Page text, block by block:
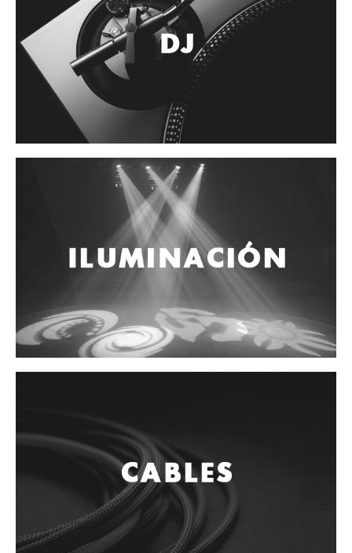
Accesorios
Cuerdas
Cuerdas
Guitarra Metal
Guitarra Nylon
Guitarra Electrica
Otros instrumentos de arco
Otros instrumentos de Cuerdas